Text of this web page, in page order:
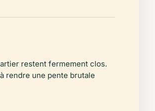
restent fermement clos.
rendre une pente brutale